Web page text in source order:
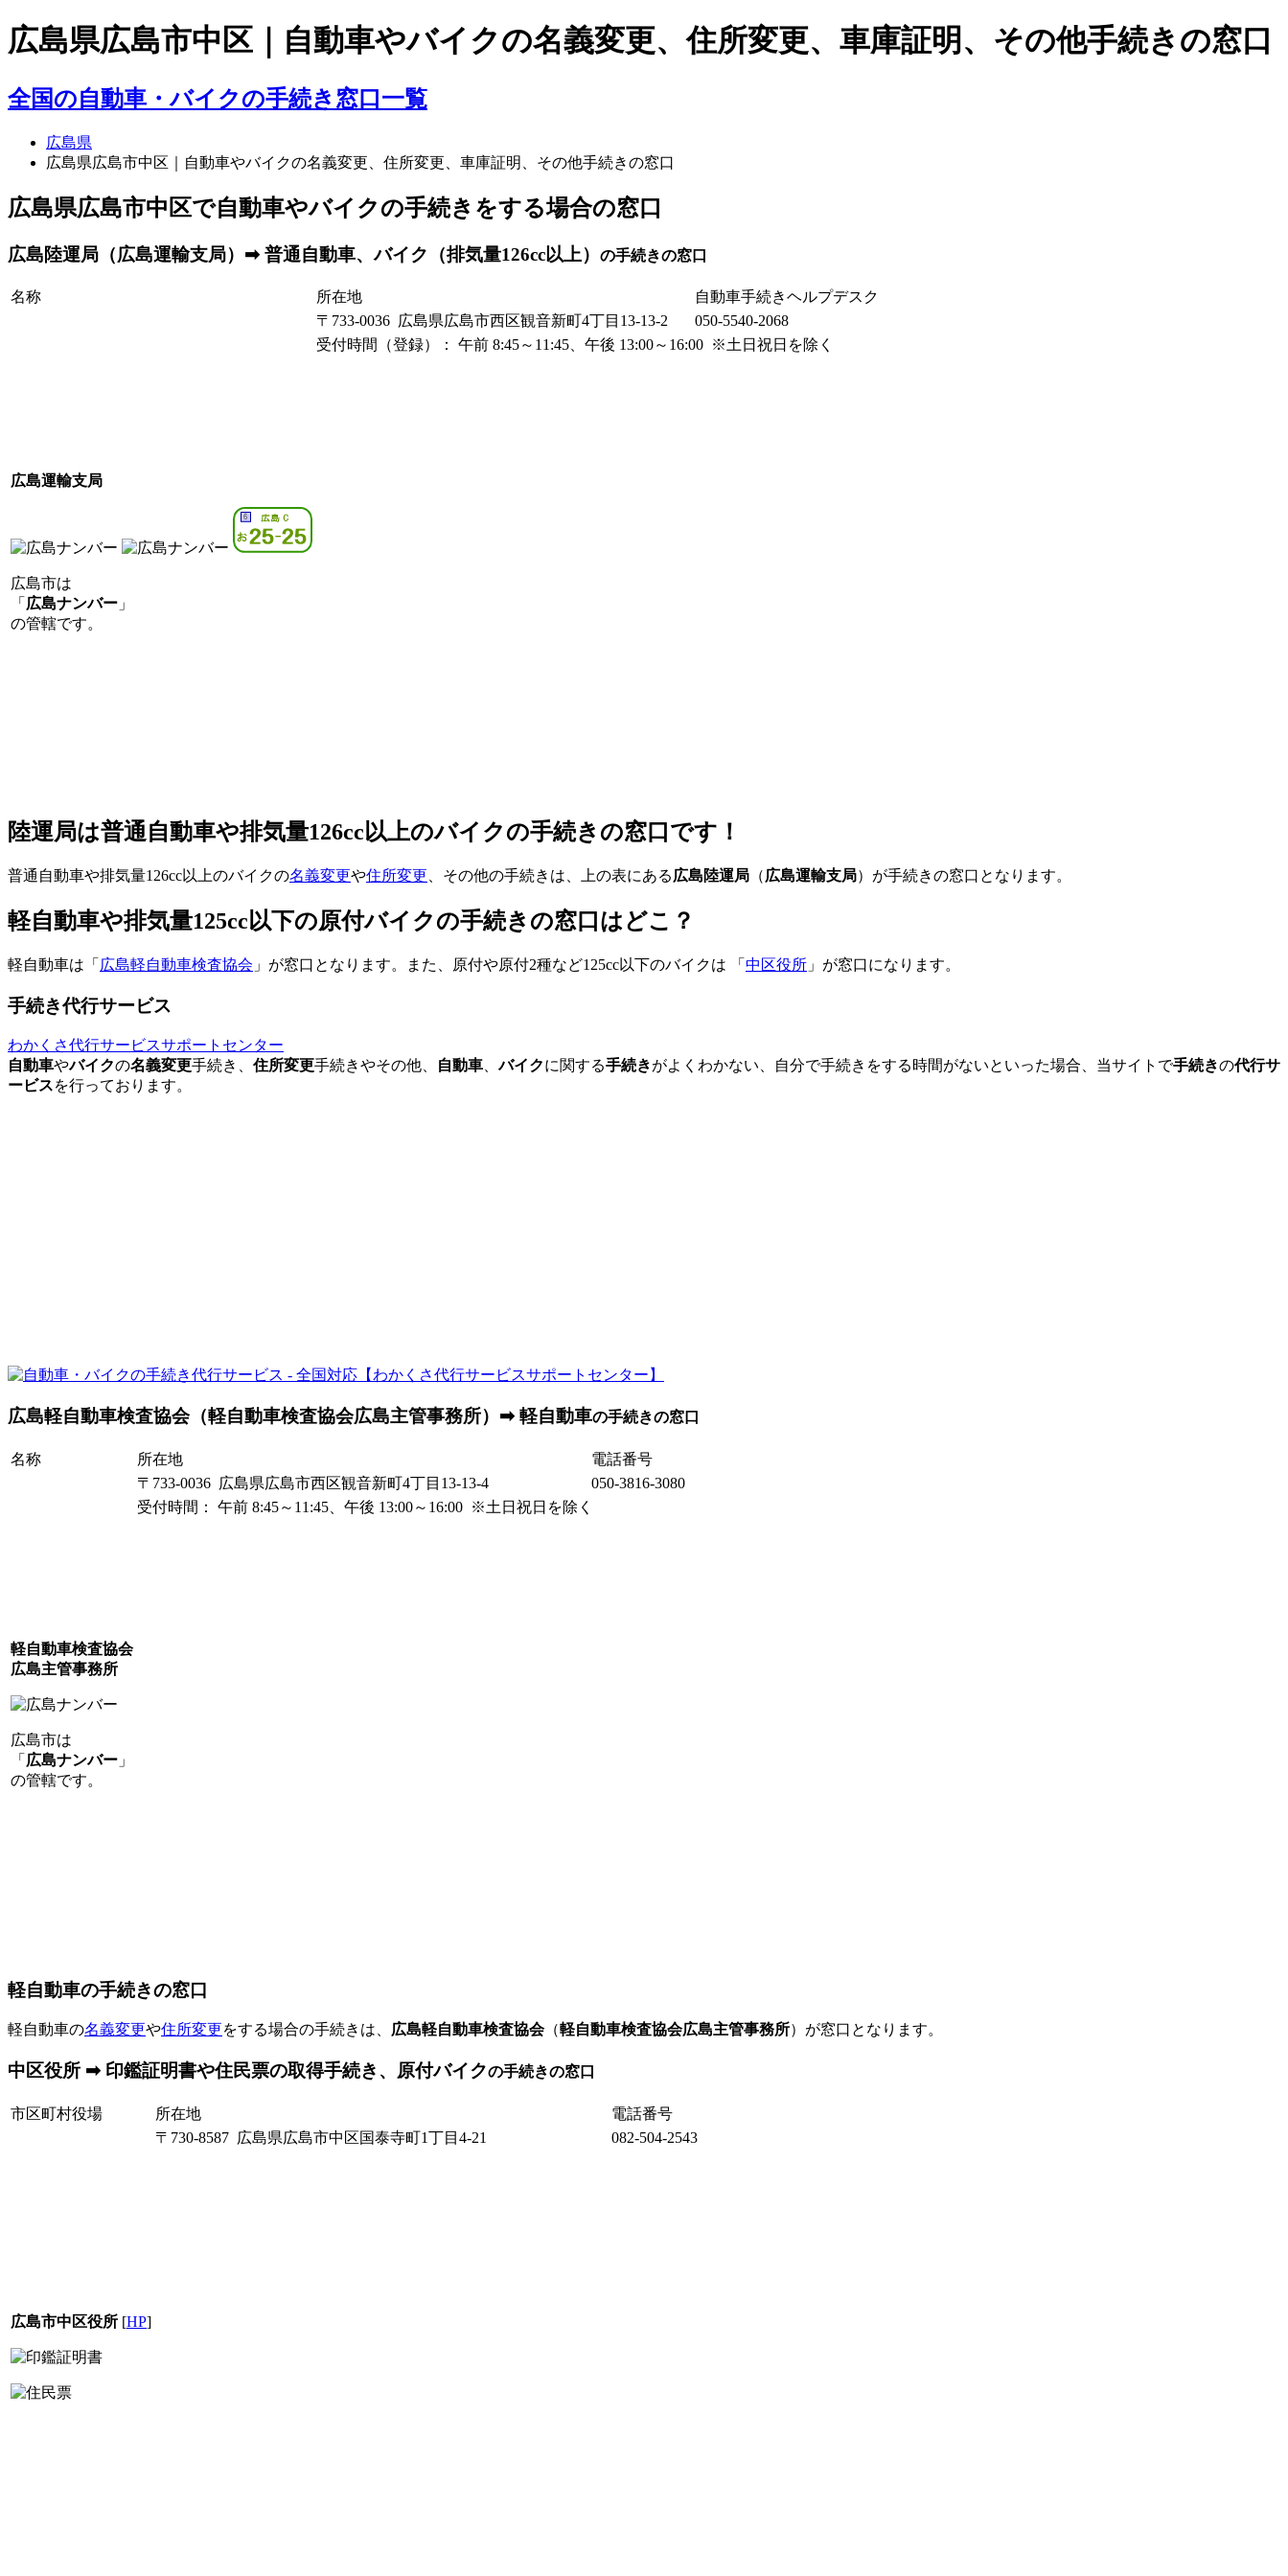
広島県広島市中区｜自動車やバイクの名義変更、住所変更、車庫証明、その他手続きの窓口
全国の自動車・バイクの手続き窓口一覧
広島県
広島県広島市中区｜自動車やバイクの名義変更、住所変更、車庫証明、その他手続きの窓口
広島県広島市中区で自動車やバイクの手続きをする場合の窓口
広島陸運局（広島運輸支局）➡ 普通自動車、バイク（排気量126cc以上） の手続きの窓口
名称 所在地 自動車手続きヘルプデスク
広島運輸支局
広島市は
「 広島ナンバー 」
の管轄です。
〒733-0036 広島県広島市西区観音新町4丁目13-13-2
050-5540-2068
受付時間（登録）： 午前 8:45～11:45、午後 13:00～16:00 ※土日祝日を除く
陸運局は普通自動車や排気量126cc以上のバイクの手続きの窓口です！
普通自動車や排気量126cc以上のバイクの名義変更や住所変更 、その他の手続きは、上の表にある広島陸運局 （広島運輸支局）が手続きの窓口となります。
軽自動車や排気量125cc以下の原付バイクの手続きの窓口はどこ？
軽自動車は「 広島軽自動車検査協会 」が窓口となります。また、原付や原付2種など125cc以下のバイクは 「 中区役所 」が窓口になります。
手続き代行サービス
わかくさ代行サービスサポートセンター
自動車やバイクの名義変更手続き、 住所変更手続きやその他、 自動車 、バイクに関する手続きがよくわかない、自分で手続きをする時間がないといった場合、当サイトで手続きの代行サ
ービスを行っております。
広島軽自動車検査協会（軽自動車検査協会広島主管事務所）➡ 軽自動車の手続きの窓口
名称 所在地 電話番号
軽自動車検査協会
広島主管事務所
広島市は
「 広島ナンバー 」
の管轄です。
〒733-0036 広島県広島市西区観音新町4丁目13-13-4
050-3816-3080
受付時間： 午前 8:45～11:45、午後 13:00～16:00 ※土日祝日を除く
軽自動車の手続きの窓口
軽自動車の名義変更や住所変更をする場合の手続きは、 広島軽自動車検査協会（軽自動車検査協会広島主管事務所）が窓口となります。
中区役所 ➡ 印鑑証明書や住民票の取得手続き、原付バイクの手続きの窓口
市区町村役場 所在地 電話番号
広島市中区役所 [HP]
〒730-8587 広島県広島市中区国泰寺町1丁目4-21 082-504-2543